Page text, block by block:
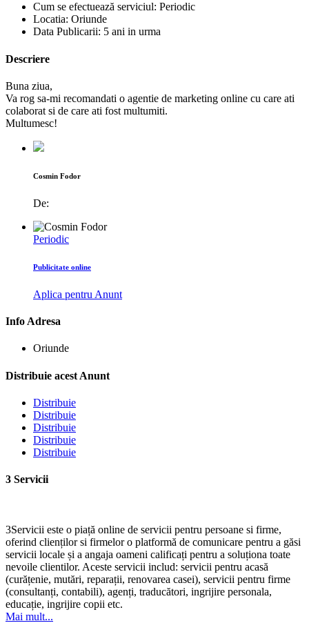
Cum se efectuează serviciul: Periodic
Locatia: Oriunde
Data Publicarii: 5 ani in urma
Descriere
Buna ziua,
Va rog sa-mi recomandati o agentie de marketing online cu care ati
colaborat si de care ati fost multumiti.
Multumesc!
Cosmin Fodor
De:
Periodic
Publicitate online
Aplica pentru Anunt
Info Adresa
Oriunde
Distribuie acest Anunt
Distribuie
Distribuie
Distribuie
Distribuie
Distribuie
3 Servicii
3Servicii este o piață online de servicii pentru persoane si firme,
oferind clienților si firmelor o platformă de comunicare pentru a găsi
servicii locale și a angaja oameni calificați pentru a soluționa toate
nevoile clientilor. Aceste servicii includ: servicii pentru acasă
(curățenie, mutări, reparații, renovarea casei), servicii pentru firme
(consultanți, contabili), agenți, traducători, ingrijire personala,
educație, ingrijire copii etc.
Mai mult...